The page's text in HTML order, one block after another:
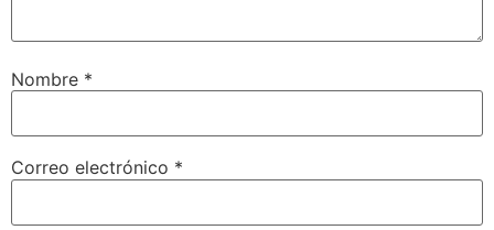
Nombre *
Correo electrónico *